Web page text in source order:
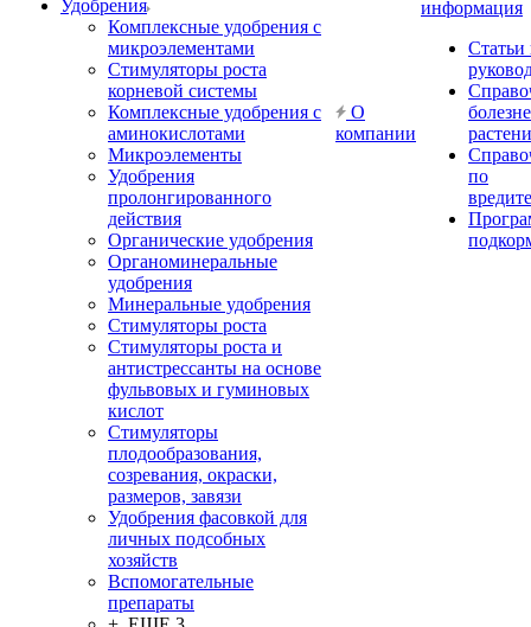
Удобрения
Комплексные удобрения с
микроэлементами
Стимуляторы роста
корневой системы
Комплексные удобрения с
аминокислотами
Микроэлементы
Удобрения
пролонгированного
действия
Органические удобрения
Органоминеральные
удобрения
Минеральные удобрения
Стимуляторы роста
Стимуляторы роста и
антистрессанты на основе
фульвовых и гуминовых
кислот
Стимуляторы
плодообразования,
созревания, окраски,
размеров, завязи
Удобрения фасовкой для
личных подсобных
хозяйств
Вспомогательные
препараты
О
компании
информация
Статьи
по